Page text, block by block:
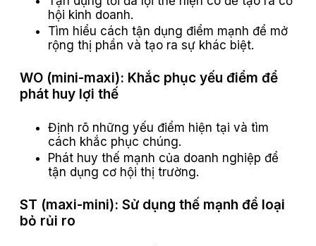
hội kinh doanh.
Tìm hiểu cách tận dụng điểm mạnh để mở
rộng thị phần và tạo ra sự khác biệt.
WO (mini-maxi): Khắc phục yếu điểm để
phát huy lợi thế
Định rõ những yếu điểm hiện tại và tìm
cách khắc phục chúng.
Phát huy thế mạnh của doanh nghiệp để
tận dụng cơ hội thị trường.
ST (maxi-mini): Sử dụng thế mạnh để loại
bỏ rủi ro